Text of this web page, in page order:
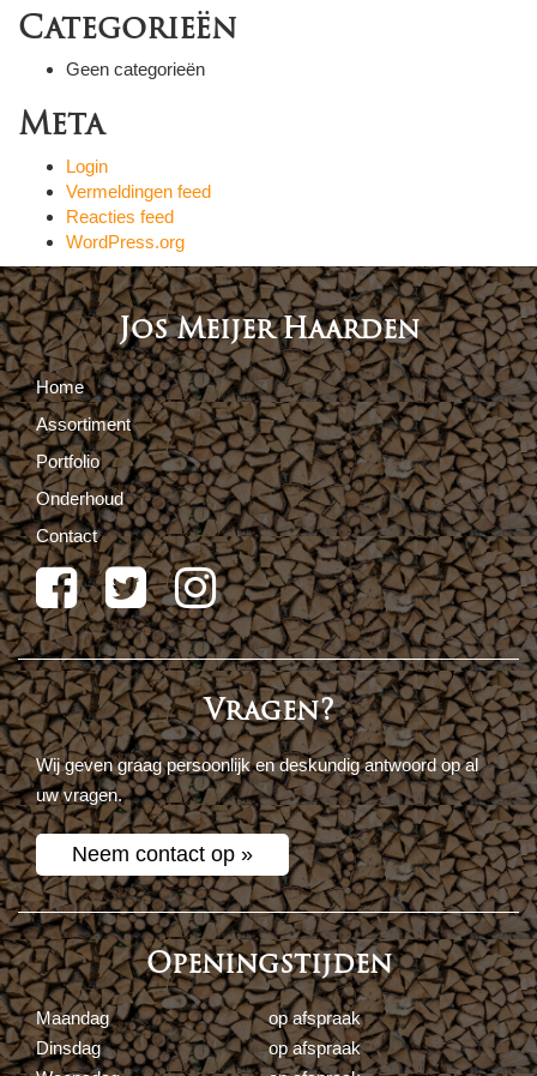
Categorieën
Geen categorieën
Meta
Login
Vermeldingen feed
Reacties feed
WordPress.org
Jos Meijer Haarden
Home
Assortiment
Portfolio
Onderhoud
Contact
Vragen?
Wij geven graag persoonlijk en deskundig antwoord op al
uw vragen.
Neem contact op »
Openingstijden
Maandag
op afspraak
Dinsdag
op afspraak